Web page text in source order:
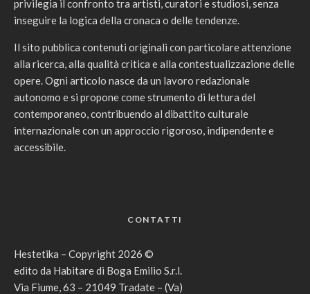
privilegia il confronto tra artisti, curatori e studiosi, senza
inseguire la logica della cronaca o delle tendenze.
Il sito pubblica contenuti originali con particolare attenzione
alla ricerca, alla qualità critica e alla contestualizzazione delle
opere. Ogni articolo nasce da un lavoro redazionale
autonomo e si propone come strumento di lettura del
contemporaneo, contribuendo al dibattito culturale
internazionale con un approccio rigoroso, indipendente e
accessibile.
CONTATTI
Hestetika – Copyright 2026 ©
edito da Habitare di Boga Emilio S.r.l.
Via Fiume, 63 – 21049 Tradate – (Va)